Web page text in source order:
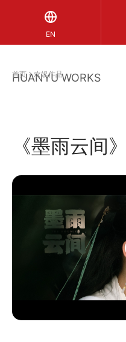
EN
HUANYU WORKS
欢娱作品
首页 欢娱作品
《墨雨云间》